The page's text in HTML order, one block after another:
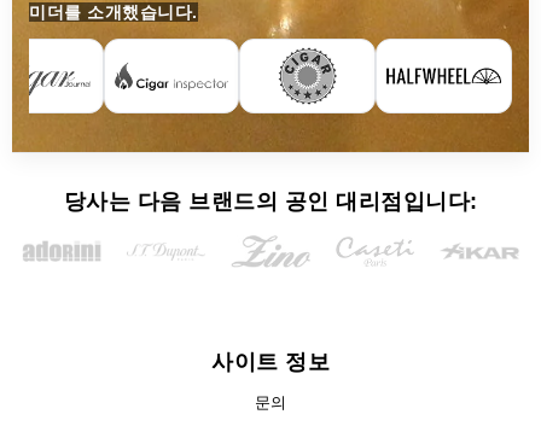
미더를 소개했습니다.
당사는 다음 브랜드의 공인 대리점입니다:
사이트 정보
문의